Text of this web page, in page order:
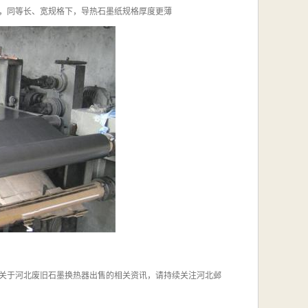
同等长、宽规格下，导热石墨纸规格厚度更薄
于河北废旧石墨换热器出售的相关资讯，请持续关注河北邺